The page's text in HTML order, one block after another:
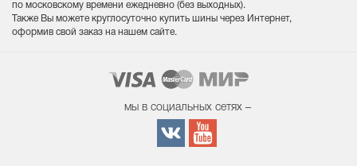
по московскому времени ежедневно (без выходных).
Также Вы можете круглосуточно купить шины через Интернет,
оформив свой заказ на нашем сайте.
мы в социальных сетях –